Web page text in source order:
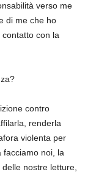
verso me
di me che ho
contatto con la
contro
renderla
violenta per
facciamo noi, la
nostre letture,